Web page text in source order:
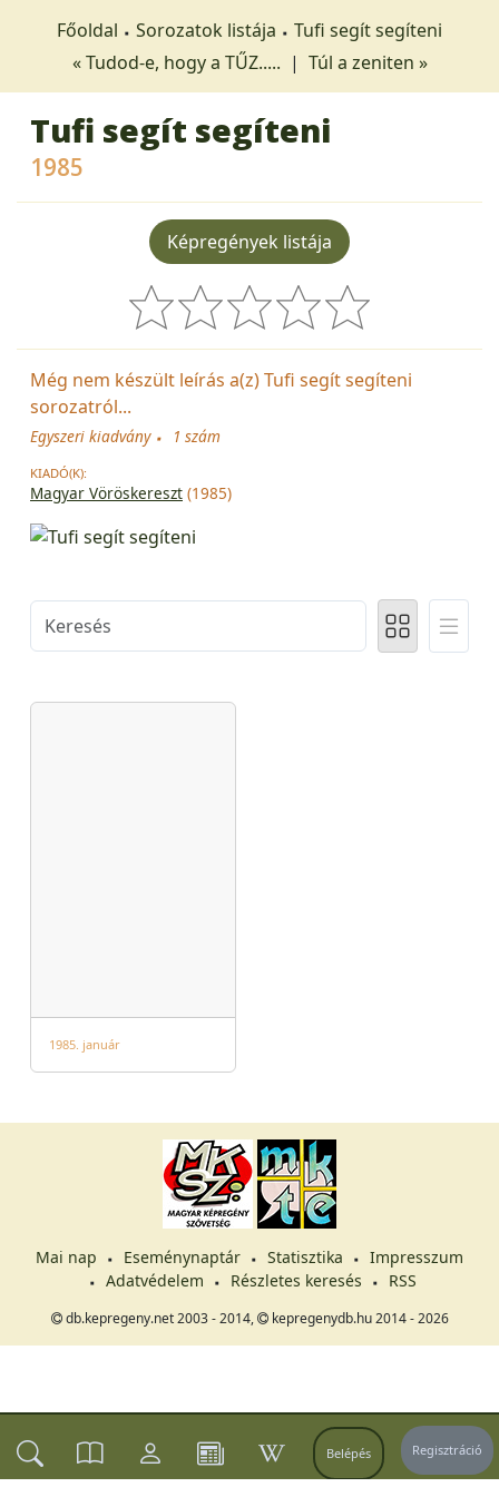
Belépés Regisztráció
Főoldal Sorozatok listája
Tufi segít segíteni
« Tudod-e, hogy a TŰZ..... | Túl a zeniten »
Tufi segít segíteni
1985
Képregények listája
Még nem készült leírás a(z) Tufi segít segíteni
sorozatról...
Egyszeri kiadvány 1 szám
KIADÓ(K):
Magyar Vöröskereszt (1985)
1985. január
Mai nap Eseménynaptár Statisztika
Impresszum
Adatvédelem
Részletes keresés RSS
db.kepregeny.net 2003 - 2014, kepregenydb.hu 2014 - 2026